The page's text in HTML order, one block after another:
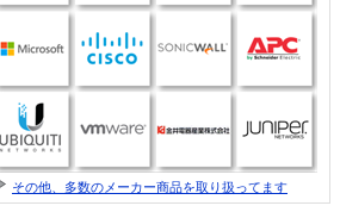
その他、多数のメーカー商品を取り扱ってます